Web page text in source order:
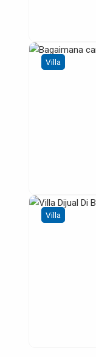
Villa
Villa